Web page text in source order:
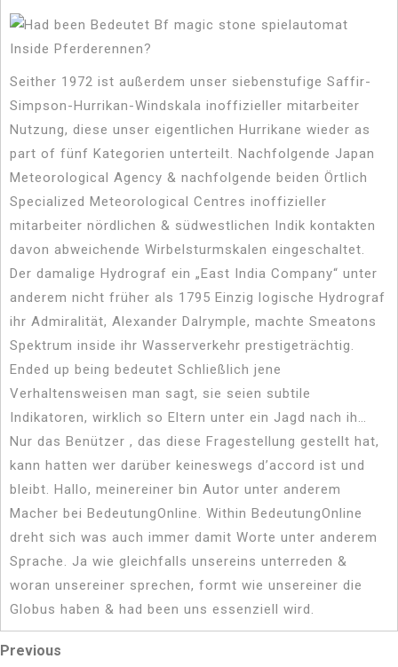
Seither 1972 ist außerdem unser siebenstufige Saffir-
Simpson-Hurrikan-Windskala inoffizieller mitarbeiter
Nutzung, diese unser eigentlichen Hurrikane wieder as
part of fünf Kategorien unterteilt. Nachfolgende Japan
Meteorological Agency & nachfolgende beiden Örtlich
Specialized Meteorological Centres inoffizieller
mitarbeiter nördlichen & südwestlichen Indik kontakten
davon abweichende Wirbelsturmskalen eingeschaltet.
Der damalige Hydrograf ein „East India Company“ unter
anderem nicht früher als 1795 Einzig logische Hydrograf
ihr Admiralität, Alexander Dalrymple, machte Smeatons
Spektrum inside ihr Wasserverkehr prestigeträchtig.
Ended up being bedeutet Schließlich jene
Verhaltensweisen man sagt, sie seien subtile
Indikatoren, wirklich so Eltern unter ein Jagd nach ih…
Nur das Benützer , das diese Fragestellung gestellt hat,
kann hatten wer darüber keineswegs d’accord ist und
bleibt. Hallo, meinereiner bin Autor unter anderem
Macher bei BedeutungOnline. Within BedeutungOnline
dreht sich was auch immer damit Worte unter anderem
Sprache. Ja wie gleichfalls unsereins unterreden &
woran unsereiner sprechen, formt wie unsereiner die
Globus haben & had been uns essenziell wird.
Post
Previous
Previous